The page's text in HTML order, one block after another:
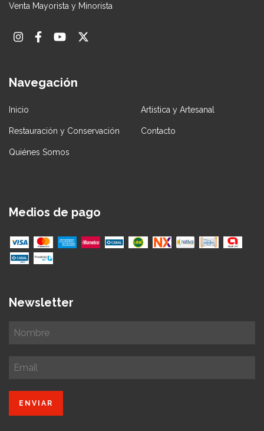
Venta Mayorista y Minorista
Navegación
Inicio Artistica y Artesanal
Restauración y Conservación Contacto
Quiénes Somos
Medios de pago
Newsletter